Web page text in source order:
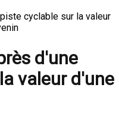
cyclable sur la valeur
d'une
valeur d'une